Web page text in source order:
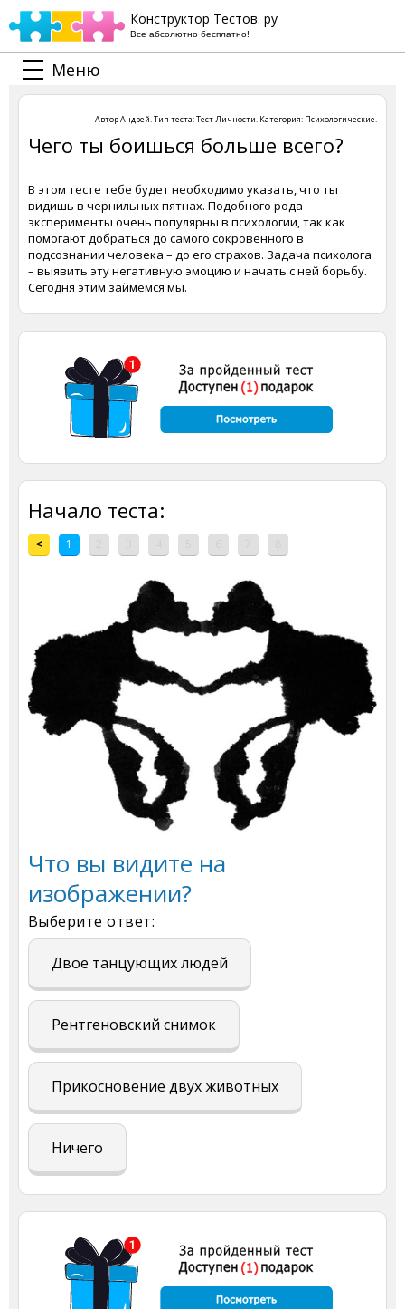
Конструктор Тестов. ру
Все абсолютно бесплатно!
Меню
АвторАндрей. Тип теста:Тест Личности. Категория: Психологические.
Чего ты боишься больше всего?
В этом тесте тебе будет необходимо указать, что ты
видишь в чернильных пятнах. Подобного рода
эксперименты очень популярны в психологии, так как
помогают добраться до самого сокровенного в
подсознании человека – до его страхов. Задача психолога
– выявить эту негативную эмоцию и начать с ней борьбу.
Сегодня этим займемся мы.
Начало теста:
< 1
Что вы видите на
изображении?
Выберите ответ:
Двое танцующих людей
Рентгеновский снимок
Прикосновение двух животных
Ничего